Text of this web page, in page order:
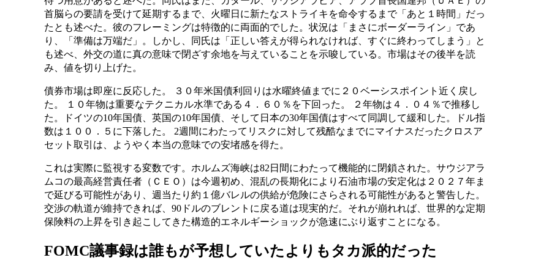
首脳らの要請を受けて延期するまで、火曜日に新たなストライキを命令するまで「あと１時間」だっ
たとも述べた。彼のフレーミングは特徴的に両面的でした。状況は「まさにボーダーライン」であ
り、「準備は万端だ」。しかし、同氏は「正しい答えが得られなければ、すぐに終わってしまう」と
も述べ、外交の道に真の意味で閉ざす余地を与えていることを示唆している。市場はその後半を読
み、値を切り上げた。
債券市場は即座に反応した。 ３０年米国債利回りは水曜終値までに２０ベーシスポイント近く戻し
た。 １０年物は重要なテクニカル水準である４．６０％を下回った。 ２年物は４．０４％で推移し
た。ドイツの10年国債、英国の10年国債、そして日本の30年国債はすべて同調して緩和した。ドル指
数は１００．５に下落した。 2週間にわたってリスクに対して残酷なまでにマイナスだったクロスア
セット取引は、ようやく本当の意味での安堵感​​を得た。
これは実際に監視する変数です。ホルムズ海峡は82日間にわたって機能的に閉鎖された。サウジアラ
ムコの最高経営責任者（ＣＥＯ）は今週初め、混乱の長期化により石油市場の安定化は２０２７年ま
で延びる可能性があり、週当たり約１億バレルの供給が危険にさらされる可能性があると警告した。
交渉の軌道が維持できれば、90ドルのブレントに戻る道は現実的だ。それが崩れれば、世界的な定期
保険料の上昇を引き起こしてきた構造的エネルギーショックが急速にぶり返すことになる。
FOMC議事録は誰もが予想していたよりもタカ派的だった